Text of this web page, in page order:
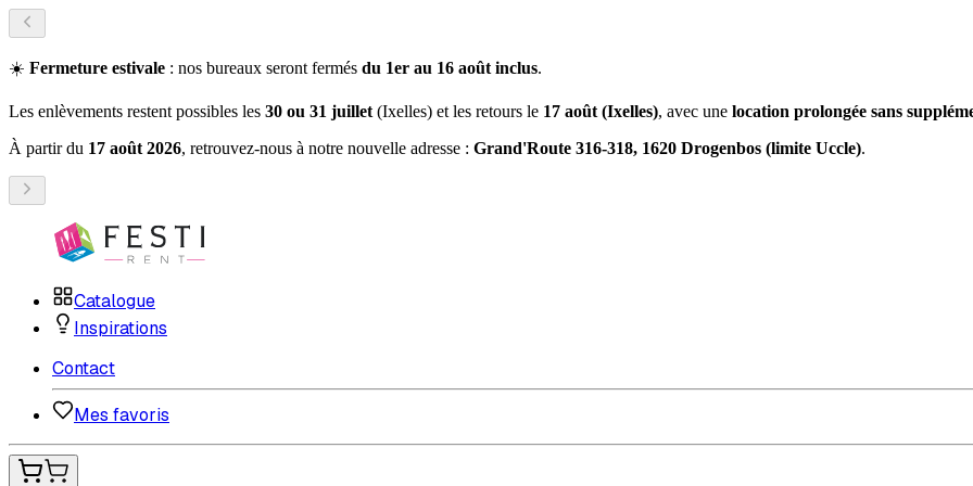
☀️ Fermeture estivale : nos bureaux seront fermés du 1er au 16 août inclus.
Les enlèvements restent possibles les 30 ou 31 juillet (Ixelles) et les retours le 17 août (Ixelles), avec une location prolongée sans
À partir du 17 août 2026, retrouvez-nous à notre nouvelle adresse : Grand'Route 316-318, 1620 Drogenbos (limite Uccle).
Catalogue
Inspirations
Contact
Mes favoris